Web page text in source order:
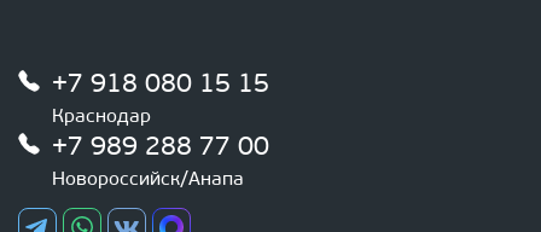
+7 918 080 15 15
Краснодар
+7 989 288 77 00
Новороссийск/Анапа